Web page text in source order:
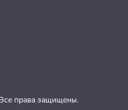
права защищены.